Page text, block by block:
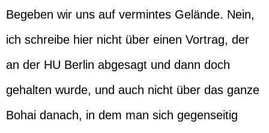
Begeben wir uns auf vermintes Gelände. Nein,
ich schreibe hier nicht über einen Vortrag, der
an der HU Berlin abgesagt und dann doch
gehalten wurde, und auch nicht über das ganze
Bohai danach, in dem man sich gegenseitig